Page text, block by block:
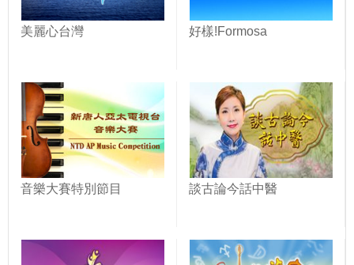
美麗心台灣 好樣!Formosa
音樂大賽特別節目 談古論今話中醫